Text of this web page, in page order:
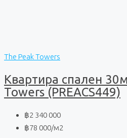
The Peak Towers
Квартира спален
Towers (PREACS449)
฿2 340 000
฿78 000/м2